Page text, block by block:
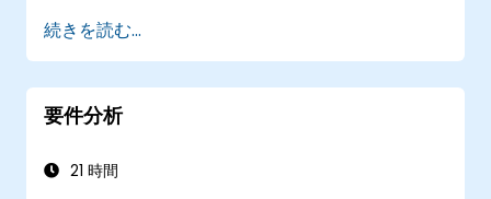
Linux、BSD上で地理空間情報を作成・編集・可視
化・分析・公開できるのです。
れるような内容も含んでいます。
続きを読む...
要件分析
21 時間